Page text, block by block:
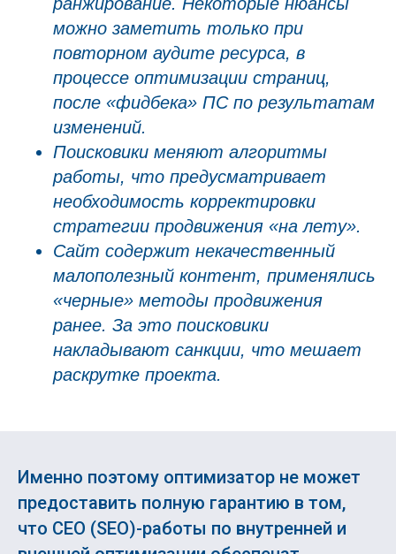
можно заметить только при
повторном аудите ресурса, в
процессе оптимизации страниц,
после «фидбека» ПС по результатам
изменений.
Поисковики меняют алгоритмы
работы, что предусматривает
необходимость корректировки
стратегии продвижения «на лету».
Сайт содержит некачественный
малополезный контент, применялись
«черные» методы продвижения
ранее. За это поисковики
накладывают санкции, что мешает
раскрутке проекта.
Именно поэтому оптимизатор не может
предоставить полную гарантию в том,
что СЕО (SEO)-работы по внутренней и